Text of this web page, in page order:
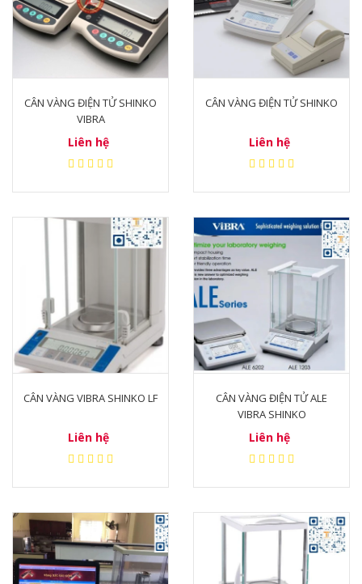
1. Cấu tạo và nguyên lý hoạt động Cân
Vàng Điện Tử.
1.1. Cấu tạo của cân tiểu ly cân vàng
Cân tiểu ly cân vàng có cấu tạo tương tự như
các loại cân điện tử khác, bao gồm các bộ
phận chính sau:
chắc chắn, giúp bảo vệ các bộ phận bên
trong cân.
Mặt kính: Mặt kính được làm bằng vật liệu
trong suốt, giúp người dùng quan sát được
CÂN VÀNG ĐIỆN TỬ SHINKO
VIBRA
Liên hệ
CÂN VÀNG ĐIỆN TỬ SHINKO
Liên hệ
CÂN VÀNG VIBRA SHINKO LF
Liên hệ
CÂN VÀNG ĐIỆN TỬ ALE
VIBRA SHINKO
Liên hệ